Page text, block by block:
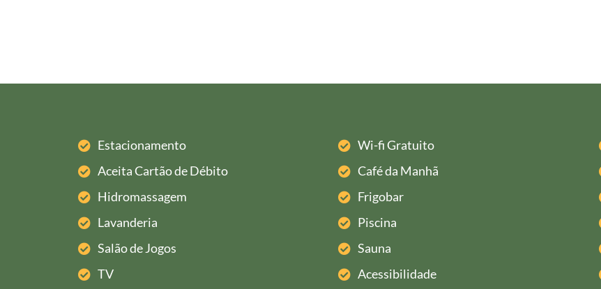
Estacionamento Wi-fi Gratuito
Aceita Cartão de Débito
Café da Manhã
Hidromassagem
Frigobar
Lavanderia
Piscina
Salão de Jogos
Sauna
TV
Acessibilidade